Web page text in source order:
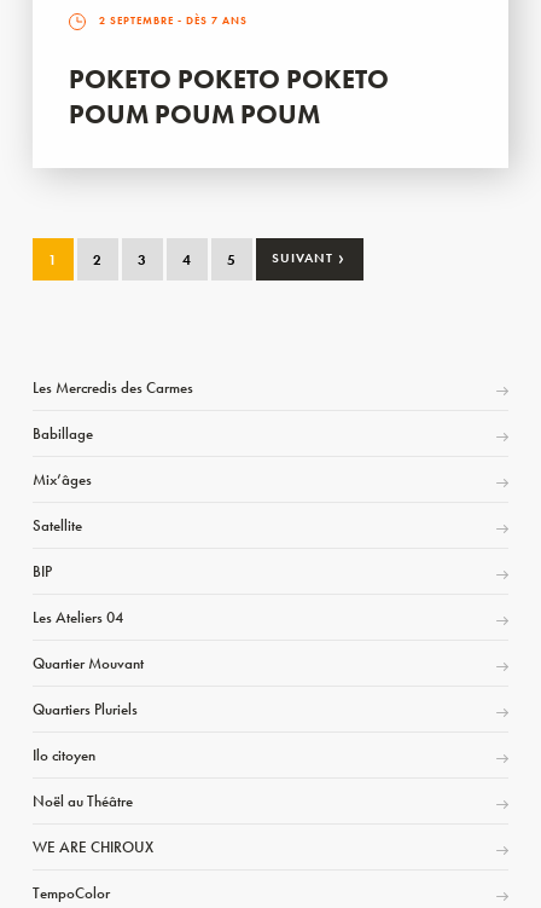
2 SEPTEMBRE - DÈS 7 ANS
POKETO POKETO POKETO
POUM POUM POUM
1 2 3 4 5 SUIVANT ›
Les Mercredis des Carmes
Babillage
Mix’âges
Satellite
BIP
Les Ateliers 04
Quartier Mouvant
Quartiers Pluriels
Ilo citoyen
Noël au Théâtre
WE ARE CHIROUX
TempoColor